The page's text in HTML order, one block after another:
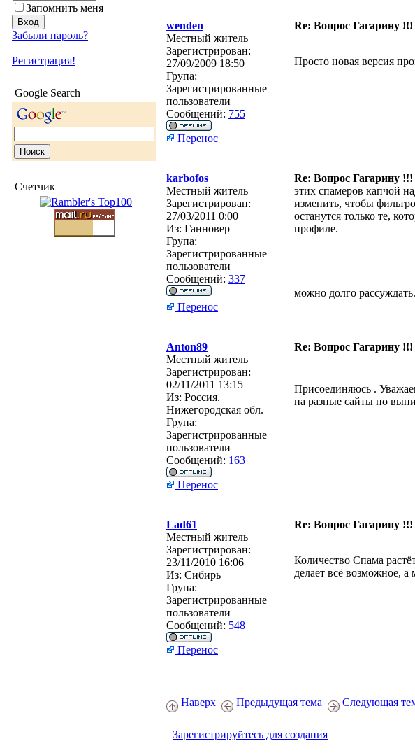
Запомнить меня
Забыли пароль?
Регистрация!
Google Search
Счетчик
wenden Re: Вопрос Гагарину !!!
Местный житель
Зарегистрирован:
27/09/2009 18:50
Група:
Зарегистрированные
пользователи
Сообщений: 755
Просто новая версия
Перенос
karbofos Re: Вопрос Гагарину !!!
Местный житель
Зарегистрирован:
27/03/2011 0:00
Из: Ганновер
Група:
Зарегистрированные
пользователи
Сообщений: 337
этих спамеров капчой
изменить, чтобы
останутся только те,
профиле.
можно долго
Перенос
Anton89 Re: Вопрос Гагарину !!!
Местный житель
Зарегистрирован:
02/11/2011 13:15
Из: Россия.
Нижегородская обл.
Група:
Зарегистрированные
пользователи
Сообщений: 163
Присоединяюсь .
на разные сайты по
Перенос
Lad61 Re: Вопрос Гагарину !!!
Местный житель
Зарегистрирован:
23/11/2010 16:06
Из: Сибирь
Група:
Зарегистрированные
пользователи
Сообщений: 548
Количество Спама
делает всё возможное,
Перенос
Наверх Предыдущая тема Следующая
Зарегистрируйтесь для создания